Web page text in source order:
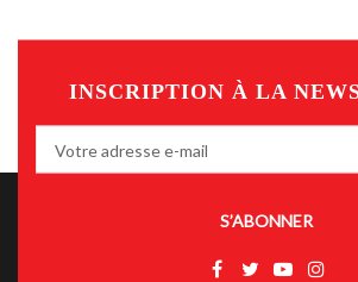
INSCRIPTION À LA
S’ABONNER